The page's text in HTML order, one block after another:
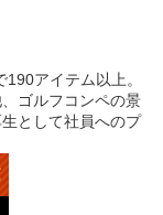
アイテム以上。
ゴルフコンペの景
として社員へのプ